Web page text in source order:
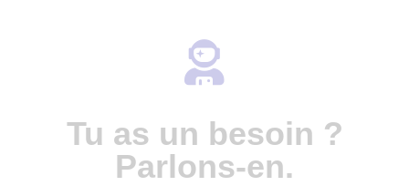
Tu as un besoin ?
Parlons-en.